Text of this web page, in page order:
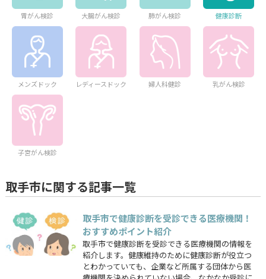
胃がん検診 大腸がん検診 肺がん検診 健康診断
メンズドック レディースドック 婦人科健診 乳がん検診
子宮がん検診
取手市に関する記事一覧
取手市で健康診断を受診できる医療機関！
おすすめポイント紹介
取手市で健康診断を受診できる医療機関の情報を
紹介します。健康維持のために健康診断が役立つ
とわかっていても、企業など所属する団体から医